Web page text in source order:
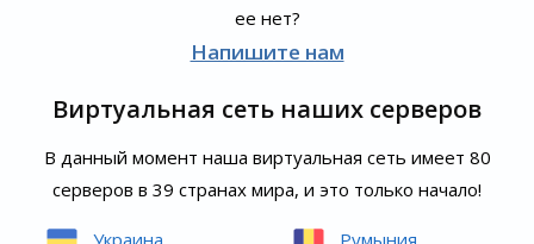
ее нет?
Напишите нам
Виртуальная сеть наших серверов
В данный момент наша виртуальная сеть имеет 80
серверов в 39 странах мира, и это только начало!